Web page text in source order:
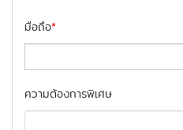
มือถือ*
ความต้องการพิเศษ